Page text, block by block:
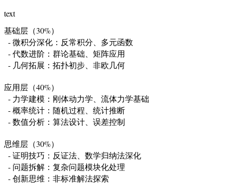
text
基础层（30%）
  - 微积分深化：反常积分、多元函数
  - 代数进阶：群论基础、矩阵应用
  - 几何拓展：拓扑初步、非欧几何
应用层（40%）
  - 力学建模：刚体动力学、流体力学基础
  - 概率统计：随机过程、统计推断
  - 数值分析：算法设计、误差控制
思维层（30%）
  - 证明技巧：反证法、数学归纳法深化
  - 问题拆解：复杂问题模块化处理
  - 创新思维：非标准解法探索